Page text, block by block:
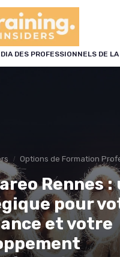
DES PROFESSIONNELS DE
Options de Formation
Rennes :
pour
et votre
des cookies